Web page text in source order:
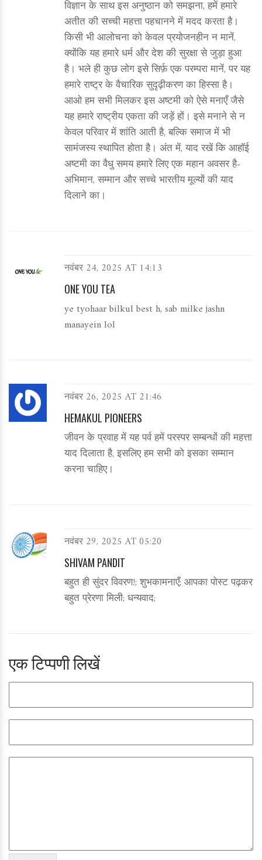
विज्ञान के साथ इस अनुष्ठान को समझना, हमें हमारे
अतीत की सच्ची महत्ता पहचानने में मदद करता है।
किसी भी आलोचना को केवल प्रयोजनहीन न मानें,
क्योंकि यह हमारे धर्म और देश की सुरक्षा से जुड़ा हुआ
है। भले ही कुछ लोग इसे सिर्फ़ एक परम्परा मानें, पर यह
हमारे राष्ट्र के वैचारिक सुदृढ़ीकरण का हिस्सा है।
आओ हम सभी मिलकर इस अष्टमी को ऐसे मनाएँ जैसे
यह हमारे राष्ट्रीय एकता की जड़ें हों। इसे मनाने से न
केवल परिवार में शांति आती है, बल्कि समाज में भी
सामंजस्य स्थापित होता है। अंत में, याद रखें कि आहॉई
अष्टमी का वैधु समय हमारे लिए एक महान अवसर है-
अभिमान, सम्मान और सच्चे भारतीय मूल्यों की याद
दिलाने का।
नवंबर 24, 2025 AT 14:13
ONE YOU TEA
ye tyohaar bilkul best h, sab milke jashn
manayein lol
नवंबर 26, 2025 AT 21:46
HEMAKUL PIONEERS
जीवन के प्रवाह में यह पर्व हमें परस्पर सम्बन्धों की महत्ता
याद दिलाता है, इसलिए हम सभी को इसका सम्मान
करना चाहिए।
नवंबर 29, 2025 AT 05:20
SHIVAM PANDIT
बहुत ही सुंदर विवरण!; शुभकामनाएँ; आपका पोस्ट पढ़कर
बहुत प्रेरणा मिली; धन्यवाद;
एक टिप्पणी लिखें